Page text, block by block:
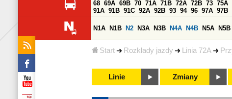
Start Rozkłady jazdy Linia 72A
68 69A 69B 70 71A 71B 72A 72B 73 75A
91A 91B 91C 92A 92B 93 94 96 97A 97B
N1A N1B N2 N3A N3B N4A N4B N5A N5B
Linie Zmiany